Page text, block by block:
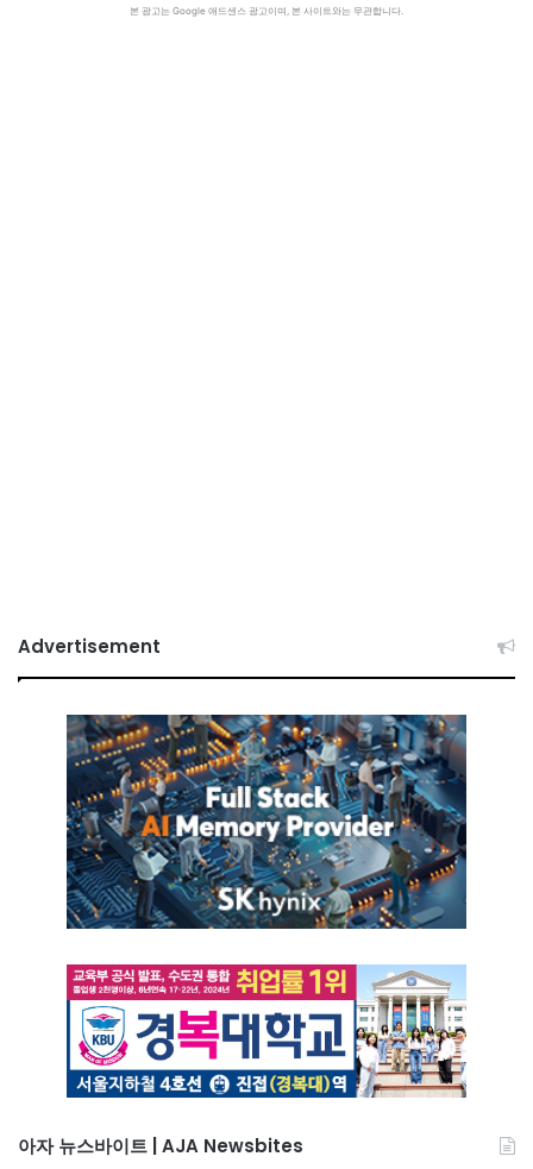
본 광고는 Google 애드센스 광고이며, 본 사이트와는 무관합니다.
Advertisement
아자 뉴스바이트 | AJA Newsbites